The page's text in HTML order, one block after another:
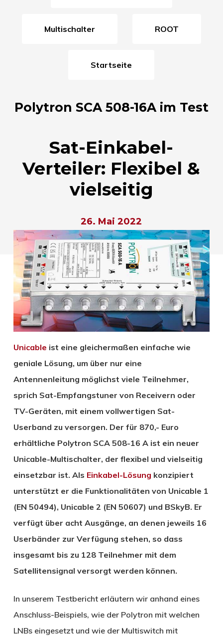
Multischalter ROOT
Startseite
Polytron SCA 508-16A im Test
Sat-Einkabel-
Verteiler: Flexibel &
vielseitig
26. Mai 2022
Unicable ist eine gleichermaßen einfache wie
geniale Lösung, um über nur eine
Antennenleitung möglichst viele Teilnehmer,
sprich Sat-Empfangstuner von Receivern oder
TV-Geräten, mit einem vollwertigen Sat-
Userband zu versorgen. Der für 870,- Euro
erhältliche Polytron SCA 508-16 A ist ein neuer
Unicable-Multischalter, der flexibel und vielseitig
einsetzbar ist. Als Einkabel-Lösung konzipiert
unterstützt er die Funktionalitäten von Unicable 1
(EN 50494), Unicable 2 (EN 50607) und BSkyB. Er
verfügt über acht Ausgänge, an denen jeweils 16
Userbänder zur Verfügung stehen, so dass
insgesamt bis zu 128 Teilnehmer mit dem
Satellitensignal versorgt werden können.
In unserem Testbericht erläutern wir anhand eines
Anschluss-Beispiels, wie der Polytron mit welchen
LNBs eingesetzt und wie der Multiswitch mit